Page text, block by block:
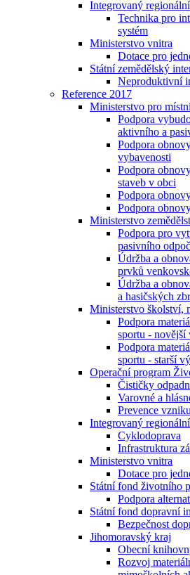
Integrovaný
Technika pro
systém
Ministerstvo vnitra
Dotace pro
Státní zemědělský
Neproduktivní
Reference 2017
Ministerstvo pro
Podpora
aktivního a
Podpora
vybavenosti
Podpora
staveb v obci
Podpora
Podpora
Ministerstvo
Podpora pro
pasivního
Údržba a
prvků
Údržba a
a hasičských
Ministerstvo školství,
Podpora
sportu - novější
Podpora
sportu - starší
Operační program
Čističky
Varovné a
Prevence
Integrovaný
Cyklodoprava
Infrastruktura
Ministerstvo vnitra
Dotace pro
Státní fond životního
Podpora
Státní fond dopravní
Bezpečnost
Jihomoravský kraj
Obecní
Rozvoj